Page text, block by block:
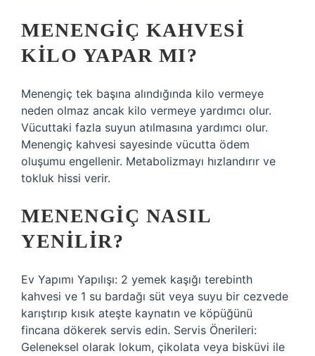
MENENGIÇ KAHVESI
KILO YAPAR MI?
Menengiç tek başına alındığında kilo vermeye
neden olmaz ancak kilo vermeye yardımcı olur.
Vücuttaki fazla suyun atılmasına yardımcı olur.
Menengiç kahvesi sayesinde vücutta ödem
oluşumu engellenir. Metabolizmayı hızlandırır ve
tokluk hissi verir.
MENENGIÇ NASIL
YENILIR?
Ev Yapımı Yapılışı: 2 yemek kaşığı terebinth
kahvesi ve 1 su bardağı süt veya suyu bir cezvede
karıştırıp kısık ateşte kaynatın ve köpüğünü
fincana dökerek servis edin. Servis Önerileri:
Geleneksel olarak lokum, çikolata veya bisküvi ile